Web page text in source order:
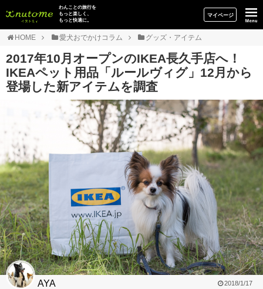
イヌトミィ
わんことの旅行を
もっと楽しく、
もっと快適に。
マイページ
HOME 愛犬おでかけコラム グッズ・アイテム
2017年10月オープンのIKEA長久手店へ！
IKEAペット用品「ルールヴィグ」12月から
登場した新アイテムを調査
AYA 2018/1/17